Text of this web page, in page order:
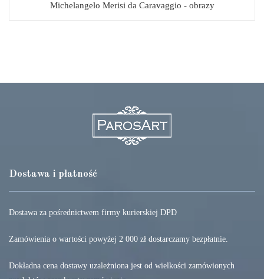
Michelangelo Merisi da Caravaggio - obrazy
Dostawa i płatność
Dostawa za pośrednictwem firmy kurierskiej DPD
Zamówienia o wartości powyżej 2 000 zł dostarczamy bezpłatnie.
Dokładna cena dostawy uzależniona jest od wielkości zamówionych